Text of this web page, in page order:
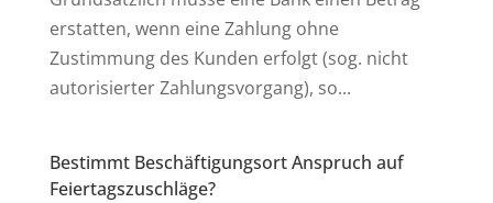
erstatten, wenn eine Zahlung ohne
Zustimmung des Kunden erfolgt (sog. nicht
autorisierter Zahlungsvorgang), so...
Bestimmt Beschäftigungsort Anspruch auf
Feiertagszuschläge?